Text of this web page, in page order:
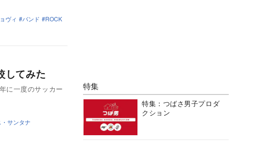
ヴィ バンド ROCK
してみた
に一度のサッカー
サンタナ
特集
特集：つばさ男子プロダ
クション